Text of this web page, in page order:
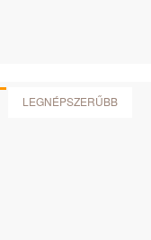
LEGNÉPSZERŰBB